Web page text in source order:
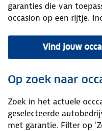
garanties die van
occasion op een rijtje.
Vind jouw
Op zoek naar
Zoek in het actuele
geselecteerde
met garantie. Filter op